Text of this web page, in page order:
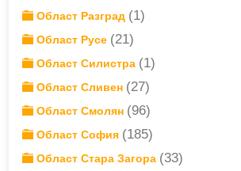
Област Разград (1)
Област Русе (21)
Област Силистра (1)
Област Сливен (27)
Област Смолян (96)
Област София (185)
Област Стара Загора (33)